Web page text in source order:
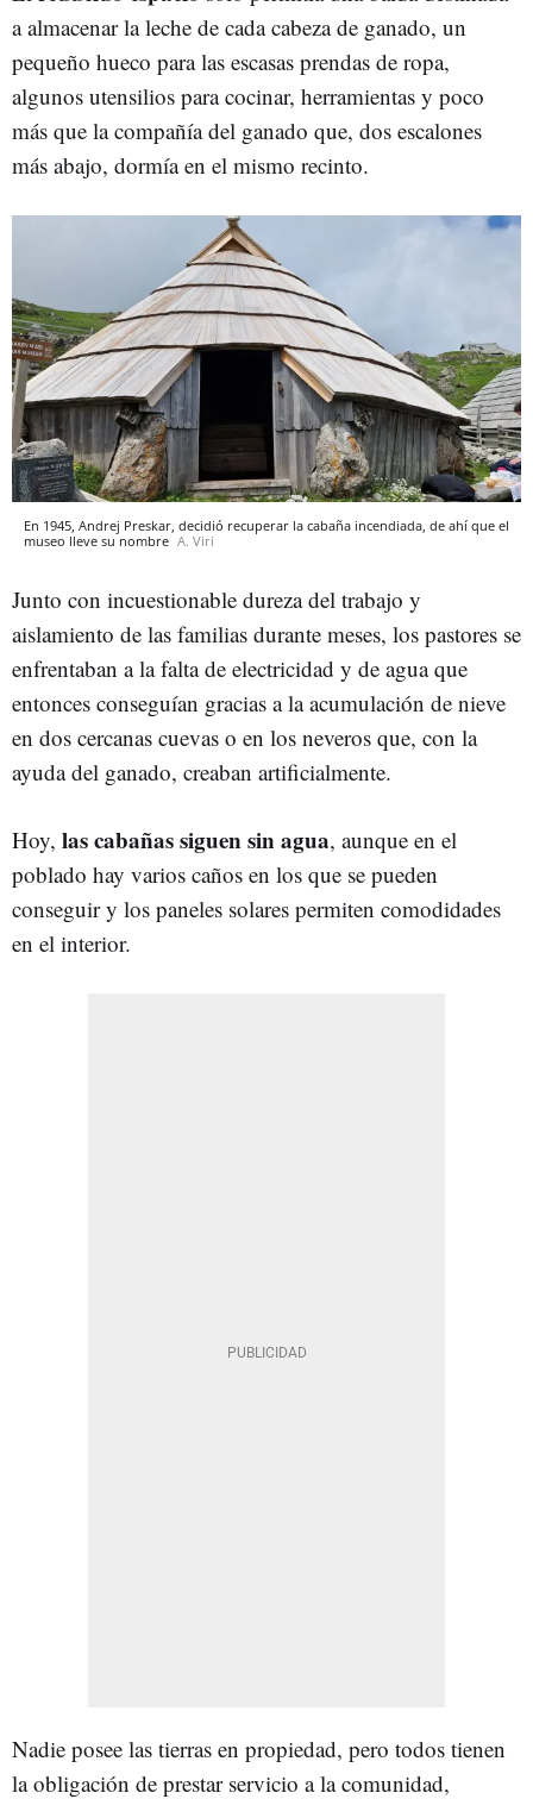
a almacenar la leche de cada cabeza de ganado, un
pequeño hueco para las escasas prendas de ropa,
algunos utensilios para cocinar, herramientas y poco
más que la compañía del ganado que, dos escalones
más abajo, dormía en el mismo recinto.
En 1945, Andrej Preskar, decidió recuperar la cabaña incendiada, de ahí que el
museo lleve su nombre A. Viri
Junto con incuestionable dureza del trabajo y
aislamiento de las familias durante meses, los pastores se
enfrentaban a la falta de electricidad y de agua que
entonces conseguían gracias a la acumulación de nieve
en dos cercanas cuevas o en los neveros que, con la
ayuda del ganado, creaban artificialmente.
Hoy, las cabañas siguen sin agua, aunque en el
poblado hay varios caños en los que se pueden
conseguir y los paneles solares permiten comodidades
en el interior.
Nadie posee las tierras en propiedad, pero todos tienen
la obligación de prestar servicio a la comunidad,